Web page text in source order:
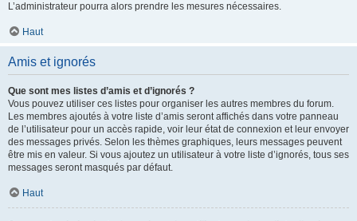
L’administrateur pourra alors prendre les mesures nécessaires.
Haut
Amis et ignorés
Que sont mes listes d’amis et d’ignorés ?
Vous pouvez utiliser ces listes pour organiser les autres membres du forum.
Les membres ajoutés à votre liste d’amis seront affichés dans votre panneau
de l’utilisateur pour un accès rapide, voir leur état de connexion et leur envoyer
des messages privés. Selon les thèmes graphiques, leurs messages peuvent
être mis en valeur. Si vous ajoutez un utilisateur à votre liste d’ignorés, tous ses
messages seront masqués par défaut.
Haut